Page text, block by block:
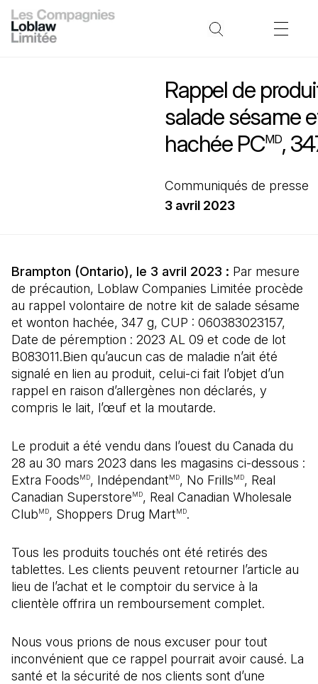
Rappel de
salade sésame
hachée PCMD,
Communiqués de presse
3 avril 2023
Brampton (Ontario), le 3 avril 2023 : Par mesure
de précaution, Loblaw Companies Limitée procède
au rappel volontaire de notre kit de salade sésame
et wonton hachée, 347 g, CUP : 060383023157,
Date de péremption : 2023 AL 09 et code de lot
B083011.Bien qu’aucun cas de maladie n’ait été
signalé en lien au produit, celui-ci fait l’objet d’un
rappel en raison d’allergènes non déclarés, y
compris le lait, l’œuf et la moutarde.
Le produit a été vendu dans l’ouest du Canada du
28 au 30 mars 2023 dans les magasins ci-dessous :
Extra FoodsMD, IndépendantMD, No FrillsMD, Real
Canadian SuperstoreMD, Real Canadian Wholesale
ClubMD, Shoppers Drug MartMD.
Tous les produits touchés ont été retirés des
tablettes. Les clients peuvent retourner l’article au
lieu de l’achat et le comptoir du service à la
clientèle offrira un remboursement complet.
Nous vous prions de nous excuser pour tout
inconvénient que ce rappel pourrait avoir causé. La
santé et la sécurité de nos clients sont d’une